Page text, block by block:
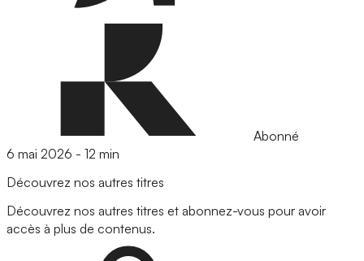
Abonné
6 mai 2026 - 12 min
Découvrez nos autres titres
Découvrez nos autres titres et abonnez-vous pour avoir
accès à plus de contenus.